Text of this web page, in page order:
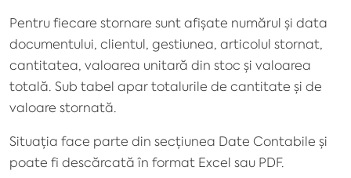
Pentru fiecare stornare sunt afișate numărul și data
documentului, clientul, gestiunea, articolul stornat,
cantitatea, valoarea unitară din stoc și valoarea
totală. Sub tabel apar totalurile de cantitate și de
valoare stornată.
Situația face parte din secțiunea Date Contabile și
poate fi descărcată în format Excel sau PDF.